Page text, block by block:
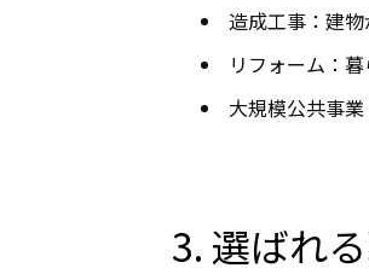
造成工事：建物
リフォーム：
大規模公共事
3. 選ばれ